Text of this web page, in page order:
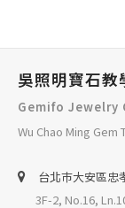
吳照明寶石教
Gemifo Jewelry
Wu Chao Ming
台北巿大安區忠
3F-2, No.16,